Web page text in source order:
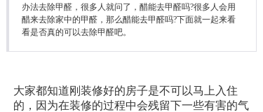
办法去除甲醛，很多人就问了，醋能去甲醛吗?很多人会用
醋来去除家中的甲醛，那么醋能去甲醛吗?下面就一起来看
看是否真的可以去除甲醛吧。
大家都知道刚装修好的房子是不可以马上入住
的，因为在装修的过程中会残留下一些有害的气